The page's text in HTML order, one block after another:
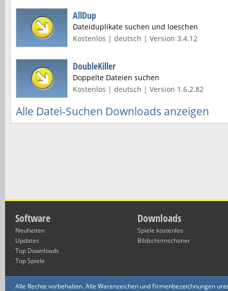
AllDup
Dateiduplikate suchen und loeschen
Kostenlos | deutsch | Version 3.4.12
DoubleKiller
Doppelte Dateien suchen
Kostenlos | deutsch | Version 1.6.2.82
Alle Datei-Suchen Downloads anzeigen
Software
Neuheiten
Updates
Top Downloads
Top Spiele
Downloads
Spiele kostenlos
Bildschirmschoner
Alle Rechte vorbehalten. Alle Warenzeichen und Firmenbezeichnungen